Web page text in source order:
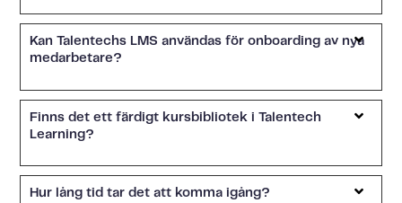
Kan Talentechs LMS användas för onboarding av nya
medarbetare?
Finns det ett färdigt kursbibliotek i Talentech
Learning?
Hur lång tid tar det att komma igång?